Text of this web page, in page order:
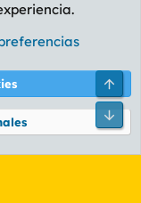
privacidad Ayuda
Ltd.
Pie